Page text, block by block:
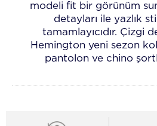
modeli fit bir görünüm
detayları ile yazlık
tamamlayıcıdır. Çizgi
Hemington yeni sezon
pantolon ve chino